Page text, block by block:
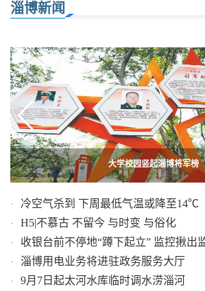
淄博新闻
消防破拆收割机救出七旬老人 老人伤
大学校园竖起淄博将军榜
· 冷空气杀到 下周最低气温或降至14℃
· H5|不慕古 不留今 与时变 与俗化
· 收银台前不停地“蹲下起立” 监控揪出
· 淄博用电业务将进驻政务服务大厅
· 9月7日起太河水库临时调水涝淄河